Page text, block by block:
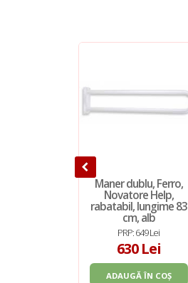
Maner dublu, Ferro,
Novatore Help,
rabatabil, lungime 83
cm, alb
PRP: 649 Lei
630 Lei
ADAUGĂ ÎN COȘ